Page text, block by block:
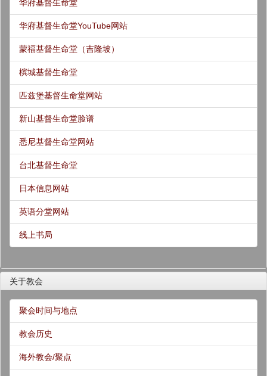
华府基督生命堂
华府基督生命堂YouTube网站
蒙福基督生命堂（吉隆坡）
槟城基督生命堂
匹兹堡基督生命堂网站
新山基督生命堂脸谱
悉尼基督生命堂网站
台北基督生命堂
日本信息网站
英语分堂网站
线上书局
关于教会
聚会时间与地点
教会历史
海外教会/聚点